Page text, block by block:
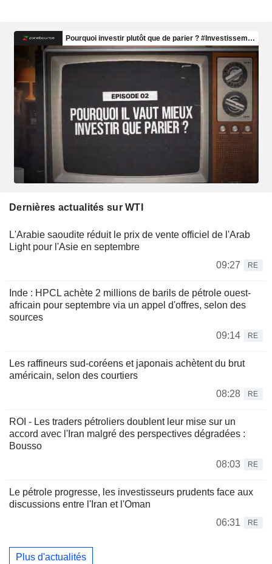
Dernières actualités sur WTI
L'Arabie saoudite réduit le prix de vente officiel de l'Arab
Light pour l'Asie en septembre
09:27
RE
Inde : HPCL achète 2 millions de barils de pétrole ouest-
africain pour septembre via un appel d'offres, selon des
sources
09:14
RE
Les raffineurs sud-coréens et japonais achètent du brut
américain, selon des courtiers
08:28
RE
ROI - Les traders pétroliers doublent leur mise sur un
accord avec l'Iran malgré des perspectives dégradées :
Bousso
08:03
RE
Le pétrole progresse, les investisseurs prudents face aux
discussions entre l'Iran et l'Oman
06:31
RE
Plus d'actualités